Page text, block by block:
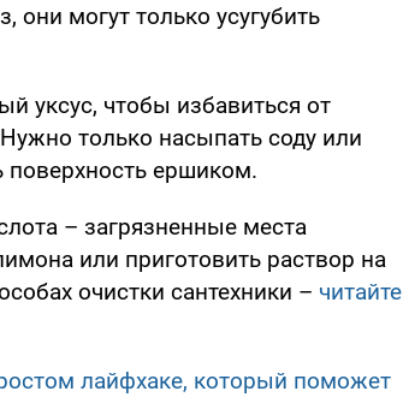
они могут только усугубить
уксус, чтобы избавиться от
только насыпать соду или
поверхность ершиком.
– загрязненные места
или приготовить раствор на
очистки сантехники – читайте
лайфхаке, который поможет